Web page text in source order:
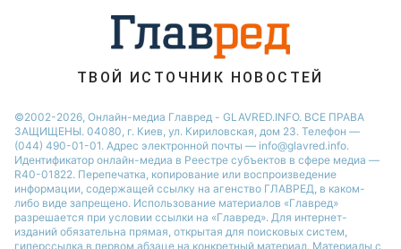
ТВОЙ ИСТОЧНИК НОВОСТЕЙ
©2002-2026, Онлайн-медиа Главред - GLAVRED.INFO. ВСЕ ПРАВА
ЗАЩИЩЕНЫ. 04080, г. Киев, ул. Кириловская, дом 23. Телефон —
(044) 490-01-01. Адрес электронной почты — info@glavred.info.
Идентификатор онлайн-медиа в Реестре cубъектов в сфере медиа —
R40-01822. Перепечатка, копирование или воспроизведение
информации, содержащей ссылку на агенство ГЛАВРЕД, в каком-
либо виде запрещено. Использование материалов «Главред»
разрешается при условии ссылки на «Главред». Для интернет-
изданий обязательна прямая, открытая для поисковых систем,
гиперссылка в первом абзаце на конкретный материал. Материалы с